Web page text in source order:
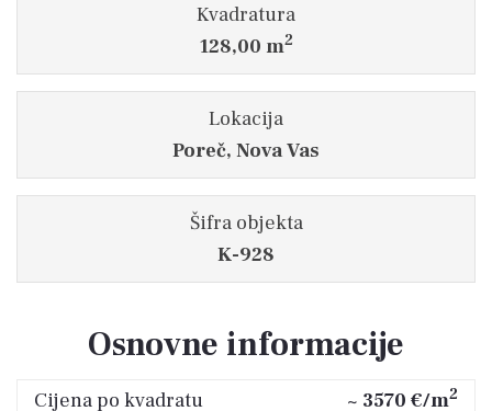
Kvadratura
128,00 m2
Lokacija
Poreč, Nova Vas
Šifra objekta
K-928
Osnovne informacije
Cijena po kvadratu ~ 3570 €/m2